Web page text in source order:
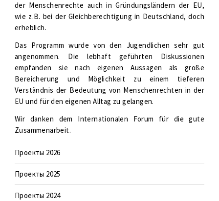
der Menschenrechte auch in Gründungsländern der EU,
wie z.B. bei der Gleichberechtigung in Deutschland, doch
erheblich.
Das Programm wurde von den Jugendlichen sehr gut
angenommen. Die lebhaft geführten Diskussionen
empfanden sie nach eigenen Aussagen als große
Bereicherung und Möglichkeit zu einem tieferen
Verständnis der Bedeutung von Menschenrechten in der
EU und für den eigenen Alltag zu gelangen.
Wir danken dem Internationalen Forum für die gute
Zusammenarbeit.
Проекты 2026
Проекты 2025
Проекты 2024